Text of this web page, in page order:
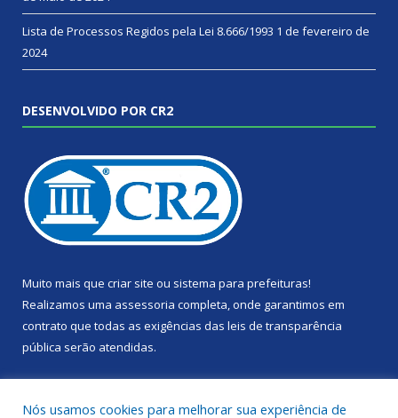
Lista de Processos Regidos pela Lei 8.666/1993 1 de fevereiro de
2024
DESENVOLVIDO POR CR2
Muito mais que criar site ou sistema para prefeituras!
Realizamos uma assessoria completa, onde garantimos em
contrato que todas as exigências das leis de transparência
pública serão atendidas.
Nós usamos cookies para melhorar sua experiência de